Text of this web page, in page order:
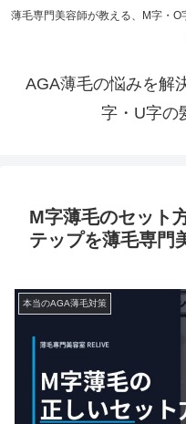
薄毛専門美容師が教える、M字・
AGA薄毛の悩みを解
字・U字の
M字薄毛のセット
テップを薄毛専門
本当のAGA薄毛対策